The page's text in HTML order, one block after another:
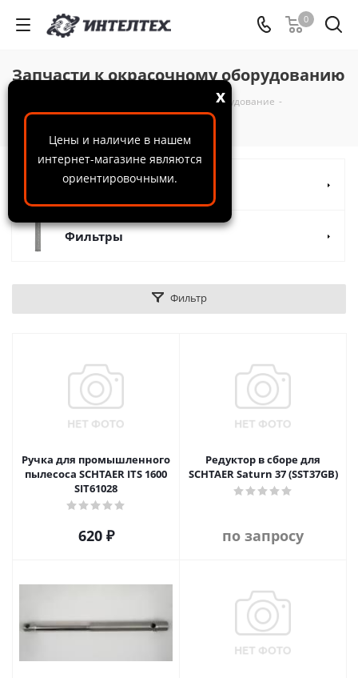
Цены и наличие в нашем
интернет-магазине являются
ориентировочными.
x
0
Запчасти к окрасочному оборудованию
Окрасочное оборудование -
Запчасти к окрасочному оборудованию
Ремкомплекты
Фильтры
Фильтр
Ручка для промышленного
пылесоса SCHTAER ITS 1600
SIT61028
620₽
Редуктор в сборе для
SCHTAER Saturn 37 (SST37GB)
по запросу